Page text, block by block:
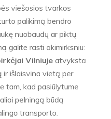
viešosios tvarkos
palikimą bendro
nuobaudų ar piktų
galite rasti akimirksniu:
Vilniuje atvyksta
ir išlaisvina vietą per
tam, kad pasiūlytume
pelningą būdą
transporto.